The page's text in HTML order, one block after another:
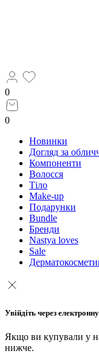
0
0
Новинки
Догляд за
Компоненти
Волосся
Тіло
Make-up
Подарунки
Bundle
Бренди
Nastya loves
Sale
Увійдіть через
Якщо ви купували у
нижче.